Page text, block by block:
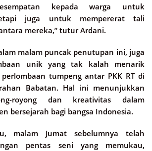
kepada warga untuk
juga untuk mempererat tali
mereka,” tutur Ardani.
malam puncak penutupan ini, juga
unik yang tak kalah menarik
tumpeng antar PKK RT di
Babatan. Hal ini menunjukkan
royong dan kreativitas dalam
bersejarah bagi bangsa Indonesia.
malam Jumat sebelumnya telah
pentas seni yang memukau,